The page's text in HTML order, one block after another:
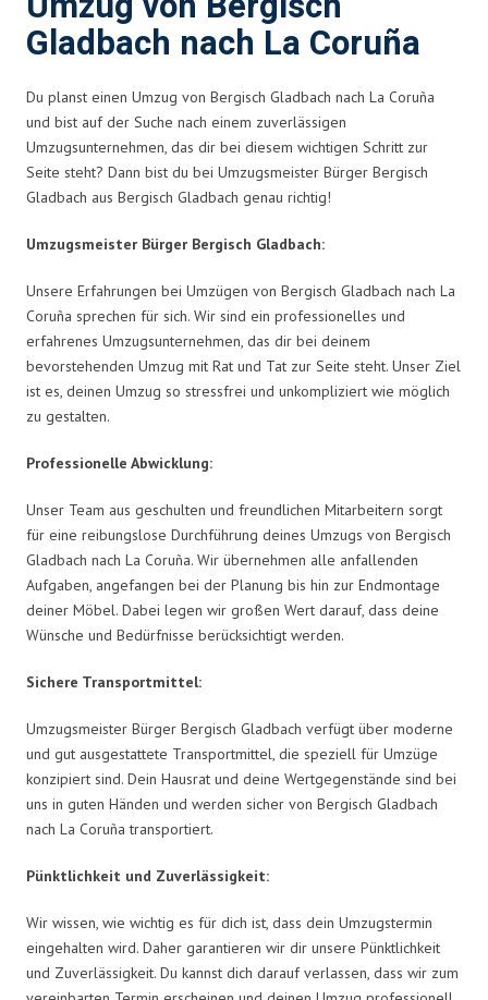
Gladbach nach La Coruña
Du planst einen Umzug von Bergisch Gladbach nach La Coruña
und bist auf der Suche nach einem zuverlässigen
Umzugsunternehmen, das dir bei diesem wichtigen Schritt zur
Seite steht? Dann bist du bei Umzugsmeister Bürger Bergisch
Gladbach aus Bergisch Gladbach genau richtig!
Umzugsmeister Bürger Bergisch Gladbach:
Unsere Erfahrungen bei Umzügen von Bergisch Gladbach nach La
Coruña sprechen für sich. Wir sind ein professionelles und
erfahrenes Umzugsunternehmen, das dir bei deinem
bevorstehenden Umzug mit Rat und Tat zur Seite steht. Unser Ziel
ist es, deinen Umzug so stressfrei und unkompliziert wie möglich
zu gestalten.
Professionelle Abwicklung:
Unser Team aus geschulten und freundlichen Mitarbeitern sorgt
für eine reibungslose Durchführung deines Umzugs von Bergisch
Gladbach nach La Coruña. Wir übernehmen alle anfallenden
Aufgaben, angefangen bei der Planung bis hin zur Endmontage
deiner Möbel. Dabei legen wir großen Wert darauf, dass deine
Wünsche und Bedürfnisse berücksichtigt werden.
Sichere Transportmittel:
Umzugsmeister Bürger Bergisch Gladbach verfügt über moderne
und gut ausgestattete Transportmittel, die speziell für Umzüge
konzipiert sind. Dein Hausrat und deine Wertgegenstände sind bei
uns in guten Händen und werden sicher von Bergisch Gladbach
nach La Coruña transportiert.
Pünktlichkeit und Zuverlässigkeit:
Wir wissen, wie wichtig es für dich ist, dass dein Umzugstermin
eingehalten wird. Daher garantieren wir dir unsere Pünktlichkeit
und Zuverlässigkeit. Du kannst dich darauf verlassen, dass wir zum